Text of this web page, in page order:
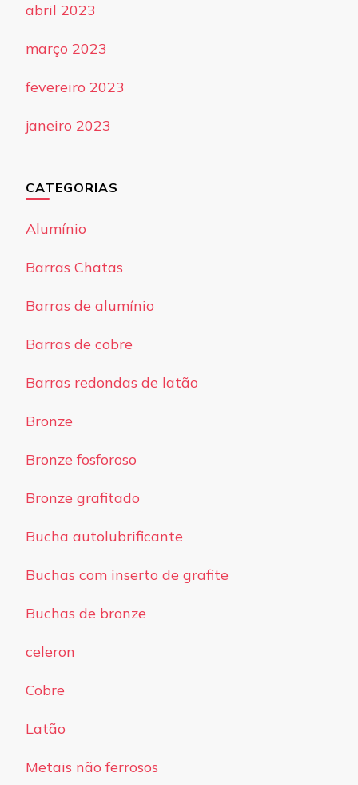
abril 2023
março 2023
fevereiro 2023
janeiro 2023
CATEGORIAS
Alumínio
Barras Chatas
Barras de alumínio
Barras de cobre
Barras redondas de latão
Bronze
Bronze fosforoso
Bronze grafitado
Bucha autolubrificante
Buchas com inserto de grafite
Buchas de bronze
celeron
Cobre
Latão
Metais não ferrosos